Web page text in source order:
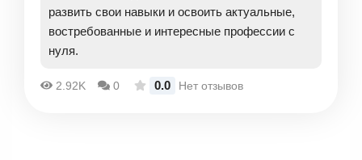
развить свои навыки и освоить актуальные,
востребованные и интересные профессии с
нуля.
2.92K 0 0.0 Нет отзывов